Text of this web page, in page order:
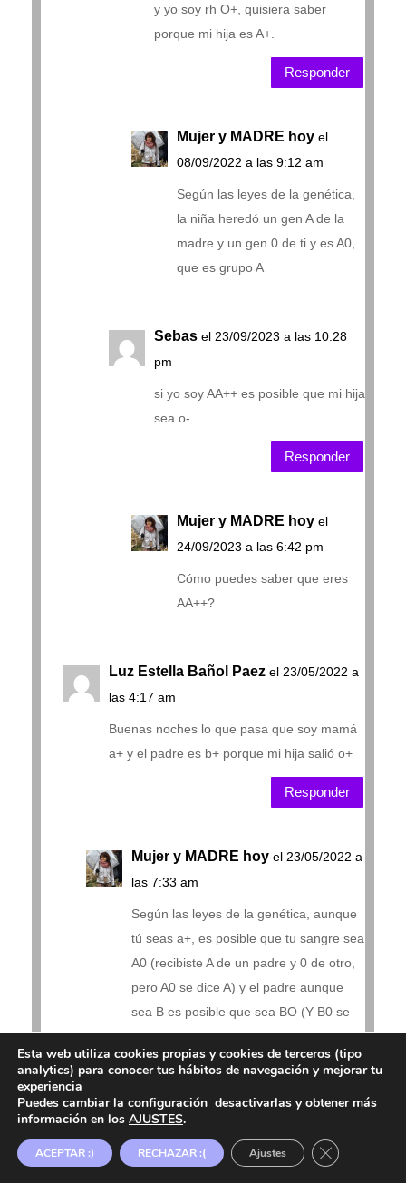
y yo soy rh O+, quisiera saber
porque mi hija es A+.
Responder
Mujer y MADRE hoy el
08/09/2022 a las 9:12 am
Según las leyes de la genética,
la niña heredó un gen A de la
madre y un gen 0 de ti y es A0,
que es grupo A
Sebas el 23/09/2023 a las 10:28
pm
si yo soy AA++ es posible que mi hija
sea o-
Responder
Mujer y MADRE hoy el
24/09/2023 a las 6:42 pm
Cómo puedes saber que eres
AA++?
Luz Estella Bañol Paez el 23/05/2022 a
las 4:17 am
Buenas noches lo que pasa que soy mamá
a+ y el padre es b+ porque mi hija salió o+
Responder
Mujer y MADRE hoy el 23/05/2022 a
las 7:33 am
Según las leyes de la genética, aunque
tú seas a+, es posible que tu sangre sea
A0 (recibiste A de un padre y 0 de otro,
pero A0 se dice A) y el padre aunque
sea B es posible que sea BO (Y B0 se
dice B). La niña puede haber heredado
el 0 de cada uno de vosotros y por eso
Esta web utiliza cookies propias y cookies de terceros (tipo
analytics) para conocer tus hábitos de navegación y mejorar tu
experiencia
Puedes cambiar la configuración desactivarlas y obtener más
información en los AJUSTES.
ACEPTAR :) RECHAZAR :( Ajustes Cerrar el